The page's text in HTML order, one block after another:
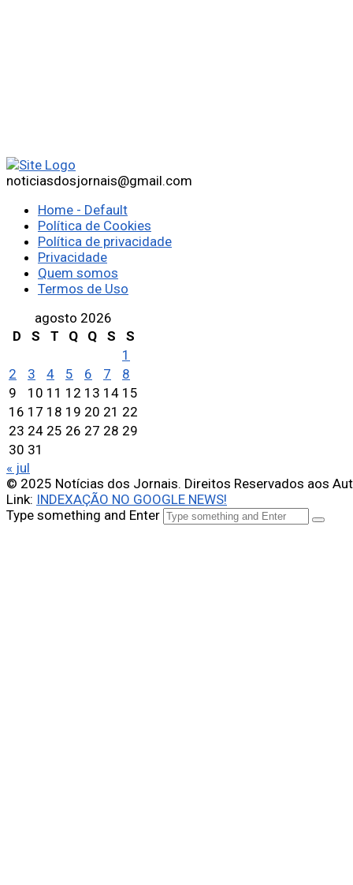
noticiasdosjornais@gmail.com
Home - Default
Política de Cookies
Política de privacidade
Privacidade
Quem somos
Termos de Uso
agosto 2026
D
S T Q Q S
S
1
2
3 4 5 6 7
8
9
10 11 12 13 14 15
16 17 18 19 20 21 22
23 24 25 26 27 28 29
30 31
« jul
© 2025 Notícias dos Jornais. Direitos Reservados aos
Link: INDEXAÇÃO NO GOOGLE NEWS!
Type something and Enter